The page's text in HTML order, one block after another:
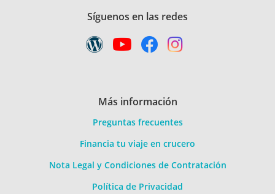
Síguenos en las redes
Más información
Preguntas frecuentes
Financia tu viaje en crucero
Nota Legal y Condiciones de Contratación
Política de Privacidad